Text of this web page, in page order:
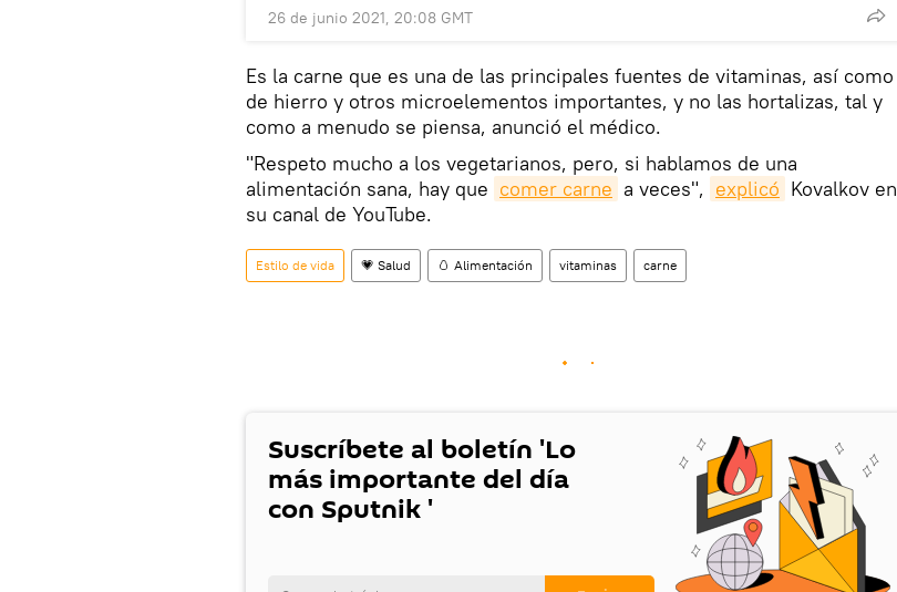
26 de junio 2021, 20:08 GMT
Es la carne que es una de las principales fuentes de vitaminas, así como
de hierro y otros microelementos importantes, y no las hortalizas, tal y
como a menudo se piensa, anunció el médico.
"Respeto mucho a los vegetarianos, pero, si hablamos de una
alimentación sana, hay que comer carne a veces", explicó Kovalkov en
su canal de YouTube.
Estilo de vida 💗 Salud 🥚 Alimentación vitaminas carne
Suscríbete al boletín 'Lo
más importante del día
con Sputnik '